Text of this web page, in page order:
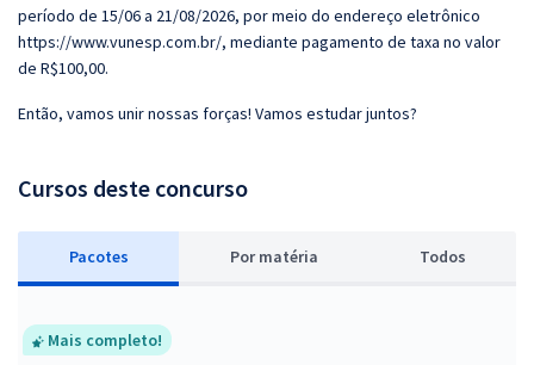
período de 15/06 a 21/08/2026, por meio do endereço eletrônico
https://www.vunesp.com.br/, mediante pagamento de taxa no valor
de R$100,00.
Então, vamos unir nossas forças! Vamos estudar juntos?
Cursos deste concurso
Pacotes Por matéria Todos
Mais completo!